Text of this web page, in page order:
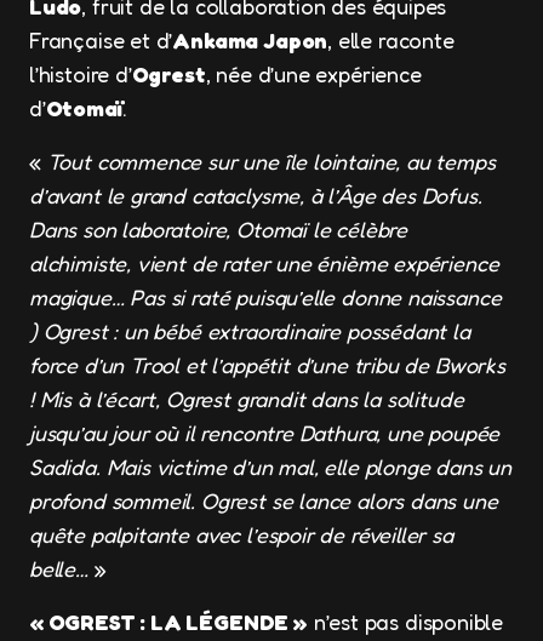
Ludo, fruit de la collaboration des équipes
Française et d’Ankama Japon, elle raconte
l’histoire d’Ogrest, née d’une expérience
d’Otomaï.
« Tout commence sur une île lointaine, au temps
d’avant le grand cataclysme, à l’Âge des Dofus.
Dans son laboratoire, Otomaï le célèbre
alchimiste, vient de rater une énième expérience
magique… Pas si raté puisqu’elle donne naissance
) Ogrest : un bébé extraordinaire possédant la
force d’un Trool et l’appétit d’une tribu de Bworks
! Mis à l’écart, Ogrest grandit dans la solitude
jusqu’au jour où il rencontre Dathura, une poupée
Sadida. Mais victime d’un mal, elle plonge dans un
profond sommeil. Ogrest se lance alors dans une
quête palpitante avec l’espoir de réveiller sa
belle…»
« OGREST : LA LÉGENDE » n’est pas disponible